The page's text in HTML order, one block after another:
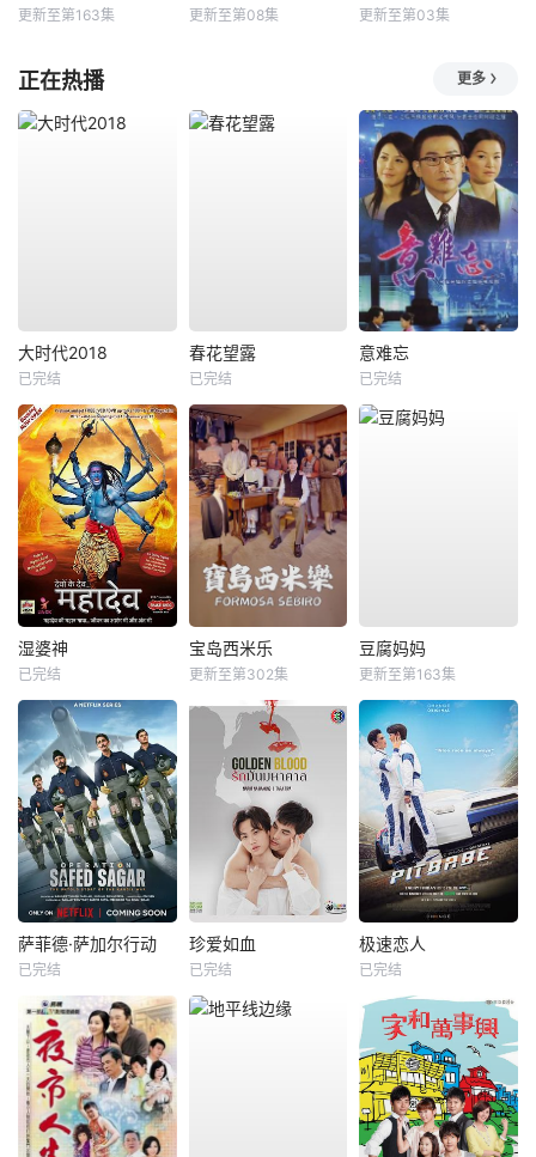
更新至第163集 更新至第08集 更新至第03集
正在热播 更多
大时代2018
已完结
春花望露
已完结
意难忘
已完结
湿婆神
已完结
宝岛西米乐
更新至第302集
豆腐妈妈
更新至第163集
萨菲德·萨加尔行动
已完结
珍爱如血
已完结
极速恋人
已完结